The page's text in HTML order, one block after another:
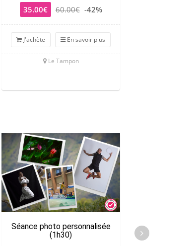
35.00€ 60.00€ -42%
J'achète En savoir plus
Le Tampon
Séance photo personnalisée
(1h30)
Sortie